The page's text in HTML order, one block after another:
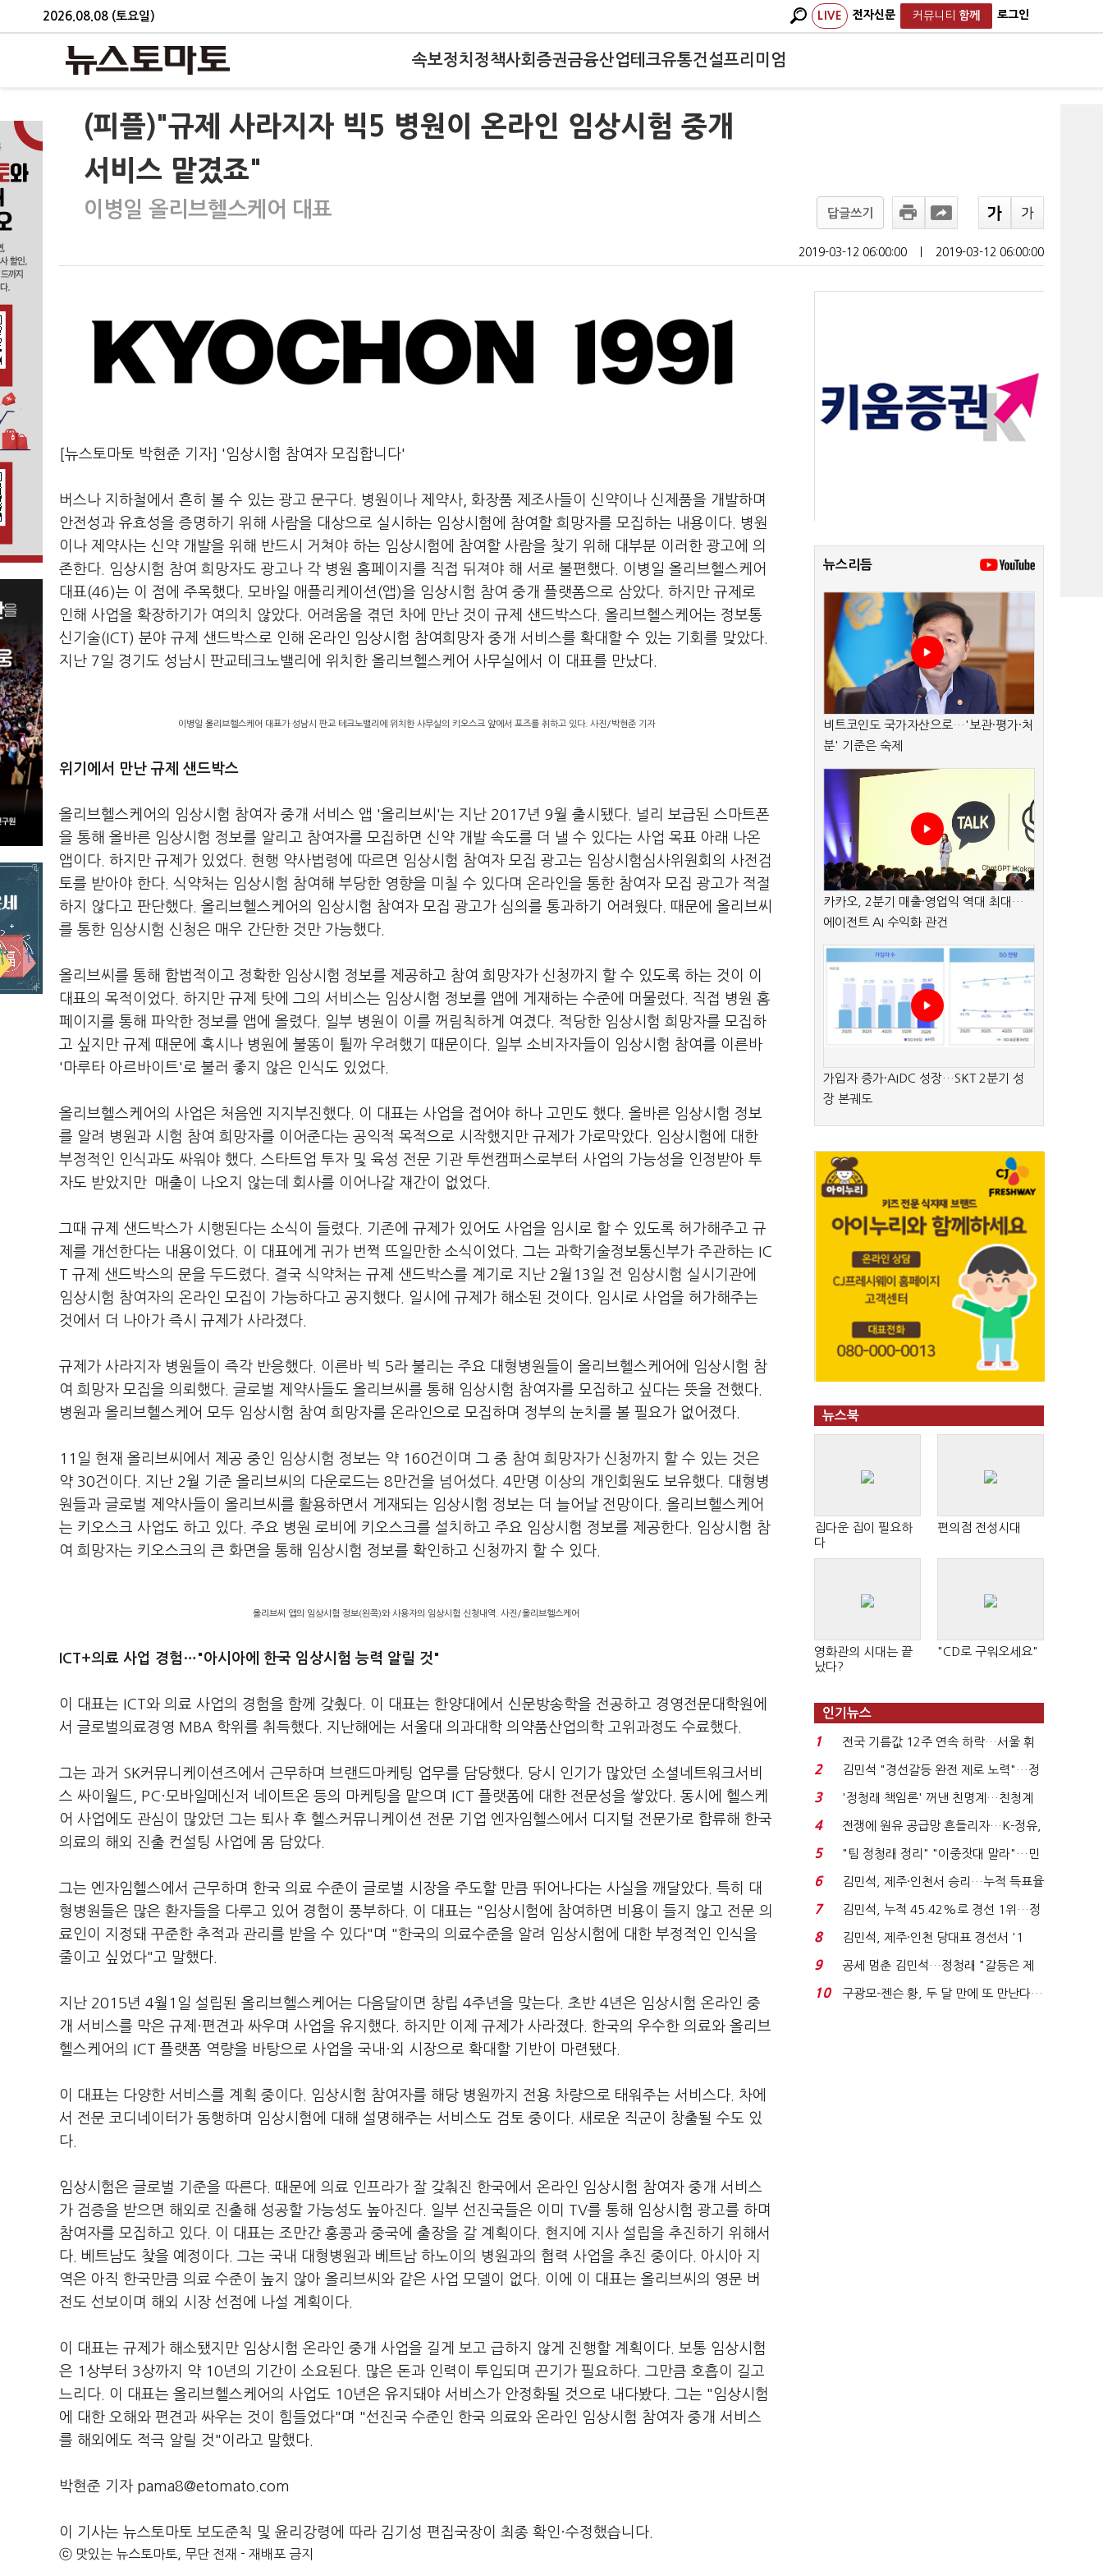
2026.08.08 (토요일) LIVE 전자신문 커뮤니티 함께 로그인
속보정치 정책사회 증권금융산업테크유통건설프리미엄
(피플)"규제 사라지자 빅5 병원이 온라인 임상시험 중개
서비스 맡겼죠"
이병일 올리브헬스케어 대표 답글쓰기
2019-03-12 06:00:00 2019-03-12 06:00:00
[뉴스토마토 박현준 기자] '임상시험 참여자 모집합니다'
버스나 지하철에서 흔히 볼 수 있는 광고 문구다. 병원이나 제약사, 화장품 제조사들이 신약이나 신제품을 개발하며
안전성과 유효성을 증명하기 위해 사람을 대상으로 실시하는 임상시험에 참여할 희망자를 모집하는 내용이다. 병원
이나 제약사는 신약 개발을 위해 반드시 거쳐야 하는 임상시험에 참여할 사람을 찾기 위해 대부분 이러한 광고에 의
존한다. 임상시험 참여 희망자도 광고나 각 병원 홈페이지를 직접 뒤져야 해 서로 불편했다. 이병일 올리브헬스케어
대표(46)는 이 점에 주목했다. 모바일 애플리케이션(앱)을 임상시험 참여 중개 플랫폼으로 삼았다. 하지만 규제로
인해 사업을 확장하기가 여의치 않았다. 어려움을 겪던 차에 만난 것이 규제 샌드박스다. 올리브헬스케어는 정보통
신기술(ICT) 분야 규제 샌드박스로 인해 온라인 임상시험 참여희망자 중개 서비스를 확대할 수 있는 기회를 맞았다.
지난 7일 경기도 성남시 판교테크노밸리에 위치한 올리브헬스케어 사무실에서 이 대표를 만났다.
이병일 올리브헬스케어 대표가 성남시 판교 테크노밸리에 위치한 사무실의 키오스크 앞에서 포즈를 취하고 있다. 사진/박현준 기자
위기에서 만난 규제 샌드박스
올리브헬스케어의 임상시험 참여자 중개 서비스 앱 '올리브씨'는 지난 2017년 9월 출시됐다. 널리 보급된 스마트폰
을 통해 올바른 임상시험 정보를 알리고 참여자를 모집하면 신약 개발 속도를 더 낼 수 있다는 사업 목표 아래 나온
앱이다. 하지만 규제가 있었다. 현행 약사법령에 따르면 임상시험 참여자 모집 광고는 임상시험심사위원회의 사전검
토를 받아야 한다. 식약처는 임상시험 참여해 부당한 영향을 미칠 수 있다며 온라인을 통한 참여자 모집 광고가 적절
하지 않다고 판단했다. 올리브헬스케어의 임상시험 참여자 모집 광고가 심의를 통과하기 어려웠다. 때문에 올리브씨
를 통한 임상시험 신청은 매우 간단한 것만 가능했다.
올리브씨를 통해 합법적이고 정확한 임상시험 정보를 제공하고 참여 희망자가 신청까지 할 수 있도록 하는 것이 이
대표의 목적이었다. 하지만 규제 탓에 그의 서비스는 임상시험 정보를 앱에 게재하는 수준에 머물렀다. 직접 병원 홈
페이지를 통해 파악한 정보를 앱에 올렸다. 일부 병원이 이를 꺼림칙하게 여겼다. 적당한 임상시험 희망자를 모집하
고 싶지만 규제 때문에 혹시나 병원에 불똥이 튈까 우려했기 때문이다. 일부 소비자자들이 임상시험 참여를 이른바
'마루타 아르바이트'로 불러 좋지 않은 인식도 있었다.
올리브헬스케어의 사업은 처음엔 지지부진했다. 이 대표는 사업을 접어야 하나 고민도 했다. 올바른 임상시험 정보
를 알려 병원과 시험 참여 희망자를 이어준다는 공익적 목적으로 시작했지만 규제가 가로막았다. 임상시험에 대한
부정적인 인식과도 싸워야 했다. 스타트업 투자 및 육성 전문 기관 투썬캠퍼스로부터 사업의 가능성을 인정받아 투
자도 받았지만 매출이 나오지 않는데 회사를 이어나갈 재간이 없었다.
그때 규제 샌드박스가 시행된다는 소식이 들렸다. 기존에 규제가 있어도 사업을 임시로 할 수 있도록 허가해주고 규
제를 개선한다는 내용이었다. 이 대표에게 귀가 번쩍 뜨일만한 소식이었다. 그는 과학기술정보통신부가 주관하는 IC
T 규제 샌드박스의 문을 두드렸다. 결국 식약처는 규제 샌드박스를 계기로 지난 2월13일 전 임상시험 실시기관에
임상시험 참여자의 온라인 모집이 가능하다고 공지했다. 일시에 규제가 해소된 것이다. 임시로 사업을 허가해주는
것에서 더 나아가 즉시 규제가 사라졌다.
규제가 사라지자 병원들이 즉각 반응했다. 이른바 빅 5라 불리는 주요 대형병원들이 올리브헬스케어에 임상시험 참
여 희망자 모집을 의뢰했다. 글로벌 제약사들도 올리브씨를 통해 임상시험 참여자를 모집하고 싶다는 뜻을 전했다.
병원과 올리브헬스케어 모두 임상시험 참여 희망자를 온라인으로 모집하며 정부의 눈치를 볼 필요가 없어졌다.
11일 현재 올리브씨에서 제공 중인 임상시험 정보는 약 160건이며 그 중 참여 희망자가 신청까지 할 수 있는 것은
약 30건이다. 지난 2월 기준 올리브씨의 다운로드는 8만건을 넘어섰다. 4만명 이상의 개인회원도 보유했다. 대형병
원들과 글로벌 제약사들이 올리브씨를 활용하면서 게재되는 임상시험 정보는 더 늘어날 전망이다. 올리브헬스케어
는 키오스크 사업도 하고 있다. 주요 병원 로비에 키오스크를 설치하고 주요 임상시험 정보를 제공한다. 임상시험 참
여 희망자는 키오스크의 큰 화면을 통해 임상시험 정보를 확인하고 신청까지 할 수 있다.
올리브씨 앱의 임상시험 정보(왼쪽)와 사용자의 임상시험 신청내역. 사진/올리브헬스케어
ICT+의료 사업 경험…"아시아에 한국 임상시험 능력 알릴 것"
이 대표는 ICT와 의료 사업의 경험을 함께 갖췄다. 이 대표는 한양대에서 신문방송학을 전공하고 경영전문대학원에
서 글로벌의료경영 MBA 학위를 취득했다. 지난해에는 서울대 의과대학 의약품산업의학 고위과정도 수료했다.
그는 과거 SK커뮤니케이션즈에서 근무하며 브랜드마케팅 업무를 담당했다. 당시 인기가 많았던 소셜네트워크서비
스 싸이월드, PC·모바일메신저 네이트온 등의 마케팅을 맡으며 ICT 플랫폼에 대한 전문성을 쌓았다. 동시에 헬스케
어 사업에도 관심이 많았던 그는 퇴사 후 헬스커뮤니케이션 전문 기업 엔자임헬스에서 디지털 전문가로 합류해 한국
의료의 해외 진출 컨설팅 사업에 몸 담았다.
그는 엔자임헬스에서 근무하며 한국 의료 수준이 글로벌 시장을 주도할 만큼 뛰어나다는 사실을 깨달았다. 특히 대
형병원들은 많은 환자들을 다루고 있어 경험이 풍부하다. 이 대표는 "임상시험에 참여하면 비용이 들지 않고 전문 의
료인이 지정돼 꾸준한 추적과 관리를 받을 수 있다"며 "한국의 의료수준을 알려 임상시험에 대한 부정적인 인식을
줄이고 싶었다"고 말했다.
지난 2015년 4월1일 설립된 올리브헬스케어는 다음달이면 창립 4주년을 맞는다. 초반 4년은 임상시험 온라인 중
개 서비스를 막은 규제·편견과 싸우며 사업을 유지했다. 하지만 이제 규제가 사라졌다. 한국의 우수한 의료와 올리브
헬스케어의 ICT 플랫폼 역량을 바탕으로 사업을 국내·외 시장으로 확대할 기반이 마련됐다.
이 대표는 다양한 서비스를 계획 중이다. 임상시험 참여자를 해당 병원까지 전용 차량으로 태워주는 서비스다. 차에
서 전문 코디네이터가 동행하며 임상시험에 대해 설명해주는 서비스도 검토 중이다. 새로운 직군이 창출될 수도 있
다.
임상시험은 글로벌 기준을 따른다. 때문에 의료 인프라가 잘 갖춰진 한국에서 온라인 임상시험 참여자 중개 서비스
가 검증을 받으면 해외로 진출해 성공할 가능성도 높아진다. 일부 선진국들은 이미 TV를 통해 임상시험 광고를 하며
참여자를 모집하고 있다. 이 대표는 조만간 홍콩과 중국에 출장을 갈 계획이다. 현지에 지사 설립을 추진하기 위해서
다. 베트남도 찾을 예정이다. 그는 국내 대형병원과 베트남 하노이의 병원과의 협력 사업을 추진 중이다. 아시아 지
역은 아직 한국만큼 의료 수준이 높지 않아 올리브씨와 같은 사업 모델이 없다. 이에 이 대표는 올리브씨의 영문 버
전도 선보이며 해외 시장 선점에 나설 계획이다.
이 대표는 규제가 해소됐지만 임상시험 온라인 중개 사업을 길게 보고 급하지 않게 진행할 계획이다. 보통 임상시험
은 1상부터 3상까지 약 10년의 기간이 소요된다. 많은 돈과 인력이 투입되며 끈기가 필요하다. 그만큼 호흡이 길고
느리다. 이 대표는 올리브헬스케어의 사업도 10년은 유지돼야 서비스가 안정화될 것으로 내다봤다. 그는 "임상시험
에 대한 오해와 편견과 싸우는 것이 힘들었다"며 "선진국 수준인 한국 의료와 온라인 임상시험 참여자 중개 서비스
를 해외에도 적극 알릴 것"이라고 말했다.
박현준 기자 pama8@etomato.com
이 기사는 뉴스토마토 보도준칙 및 윤리강령에 따라 김기성 편집국장이 최종 확인·수정했습니다.
ⓒ 맛있는 뉴스토마토, 무단 전재 - 재배포 금지
뉴스리듬
비트코인도 국가자산으로…'보관·평가·처
분' 기준은 숙제
카카오, 2분기 매출·영업익 역대 최대…
에이전트 AI 수익화 관건
가입자 증가·AIDC 성장…SKT 2분기 성
장 본궤도
뉴스북
집다운 집이 필요하
다
편의점 전성시대
영화관의 시대는 끝
났다?
"CD로 구워오세요"
인기뉴스
1
전국 기름값 12주 연속 하락…서울 휘
발윳값 1909원...
2
김민석 "경선갈등 완전 제로 노력"…정
청래 "반명 공세 사...
3
'정청래 책임론' 꺼낸 친명계…친청계
는 추가투표 때리기...
4
전쟁에 원유 공급망 흔들리자…K-정유,
에너지안보 핵심...
5
"팀 정청래 정리" "이중잣대 말라"…민
주 최고위원 계파 다...
6
김민석, 제주·인천서 승리…누적 득표율
'1위 탈환'(종합)...
7
김민석, 누적 45.42%로 경선 1위…정
청래와 격차 0.86%p(...
8
김민석, 제주·인천 당대표 경선서 '1
위'(1보)...
9
공세 멈춘 김민석…정청래 "갈등은 제
가 수습"
10
구광모-젠슨 황, 두 달 만에 또 만난다…